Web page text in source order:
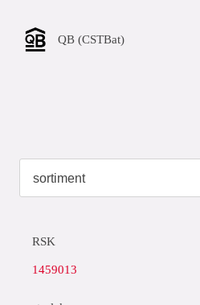
QB (CSTBat)
RSK
1459013